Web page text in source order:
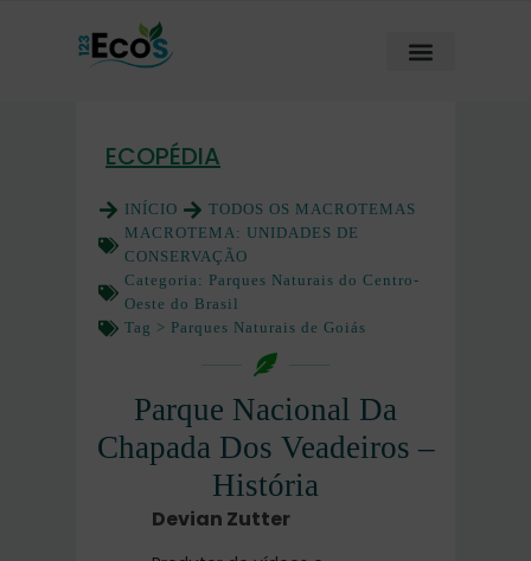
ECOPÉDIA
INÍCIO
TODOS OS MACROTEMAS
MACROTEMA: UNIDADES DE
CONSERVAÇÃO
Categoria: Parques Naturais do Centro-
Oeste do Brasil
Tag > Parques Naturais de Goiás
Parque Nacional Da
Chapada Dos Veadeiros –
História
Devian Zutter